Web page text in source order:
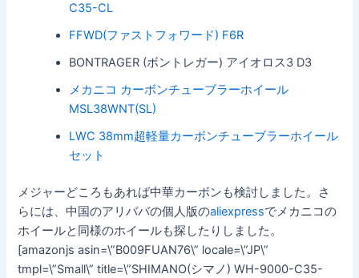
C35-CL
FFWD(ファストフォワード) F6R
BONTRAGER (ボントレガー) アイオロス3 D3
メカニコ カーボンチューブラーホイール
MSL38WNT(SL)
LWC 38mm超軽量カーボンチューブラーホイール
セット
メジャーどころもあれば中華カーボンも検討しました。さ
らには、中国のアリババの個人版のaliexpressでメカニコの
ホイールと同様のホイールも探したりしました。
[amazonjs asin=\”B009FUAN76\” locale=\”JP\”
tmpl=\”Small\” title=\”SHIMANO(シマノ) WH-9000-C35-